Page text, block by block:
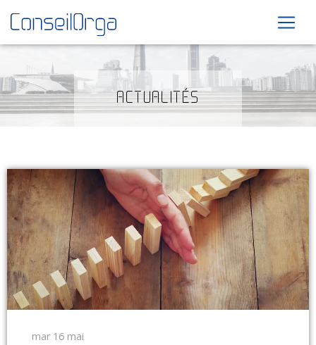
ACTUALITÉS
mar 16 mai